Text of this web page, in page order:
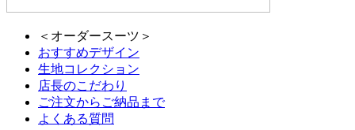
＜オーダースーツ＞
おすすめデザイン
生地コレクション
店長のこだわり
ご注文からご納品まで
よくある質問